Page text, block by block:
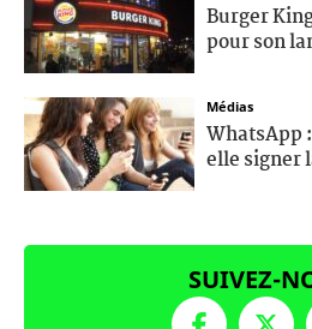
Burger
pour son
Médias
elle signer
SUIVEZ-